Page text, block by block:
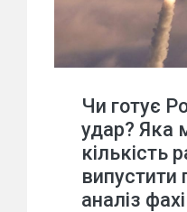
Чи готує
удар? Яка
кількість
випустити
аналіз